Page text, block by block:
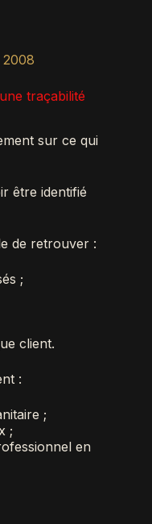
traçabilité
sur ce qui
être identifié
de retrouver :
;
client.
:
;
;
en